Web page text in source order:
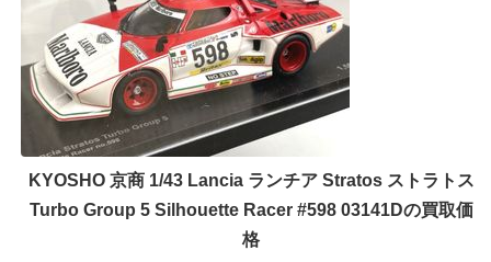
KYOSHO 京商 1/43 Lancia ランチア Stratos ストラトス
Turbo Group 5 Silhouette Racer #598 03141Dの買取価
格